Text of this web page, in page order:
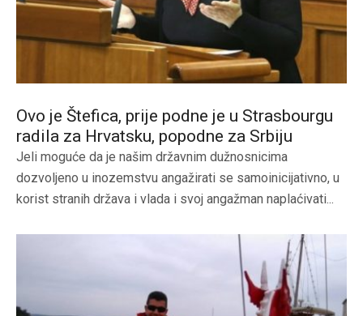
Ovo je Štefica, prije podne je u Strasbourgu
radila za Hrvatsku, popodne za Srbiju
Jeli moguće da je našim državnim dužnosnicima
dozvoljeno u inozemstvu angažirati se samoinicijativno, u
korist stranih država i vlada i svoj angažman naplaćivati...